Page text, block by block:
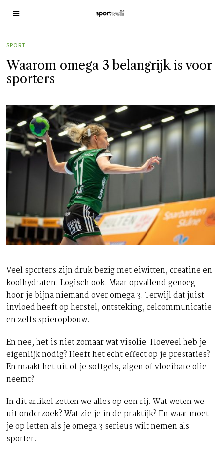
SPORT
Waarom omega 3 belangrijk is voor
sporters
Veel sporters zijn druk bezig met eiwitten, creatine en
koolhydraten. Logisch ook. Maar opvallend genoeg
hoor je bijna niemand over omega 3. Terwijl dat juist
invloed heeft op herstel, ontsteking, celcommunicatie
en zelfs spieropbouw.
En nee, het is niet zomaar wat visolie. Hoeveel heb je
eigenlijk nodig? Heeft het echt effect op je prestaties?
En maakt het uit of je softgels, algen of vloeibare olie
neemt?
In dit artikel zetten we alles op een rij. Wat weten we
uit onderzoek? Wat zie je in de praktijk? En waar moet
je op letten als je omega 3 serieus wilt nemen als
sporter.